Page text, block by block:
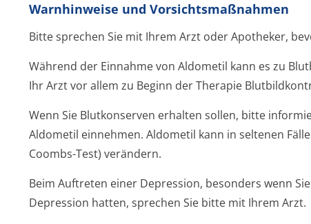
Warnhinweise und Vorsichtsmaßnahmen
Bitte sprechen Sie mit Ihrem Arzt oder Apotheker,
Während der Einnahme von Aldometil kann es zu
Ihr Arzt vor allem zu Beginn der Therapie
Wenn Sie Blutkonserven erhalten sollen, bitte
Aldometil einnehmen. Aldometil kann in seltenen
Coombs-Test) verändern.
Beim Auftreten einer Depression, besonders wenn
Depression hatten, sprechen Sie bitte mit Ihrem Arzt.